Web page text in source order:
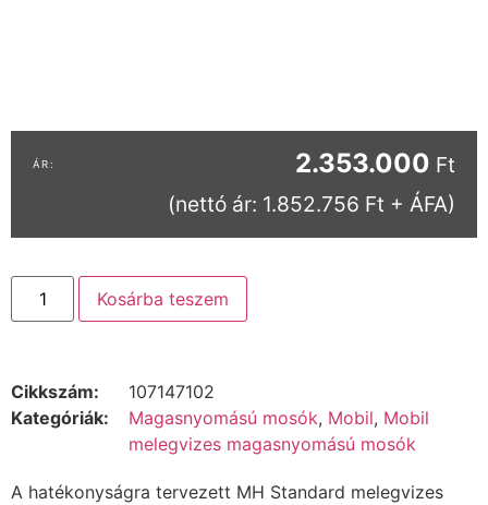
2.353.000 Ft
(nettó ár: 1.852.756 Ft + ÁFA)
Kosárba teszem
Cikkszám:
107147102
Kategóriák:
Magasnyomású mosók, Mobil, Mobil
melegvizes magasnyomású mosók
A hatékonyságra tervezett MH Standard melegvizes